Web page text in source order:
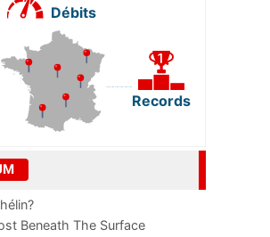
Débits
Records
Beneath The Surface